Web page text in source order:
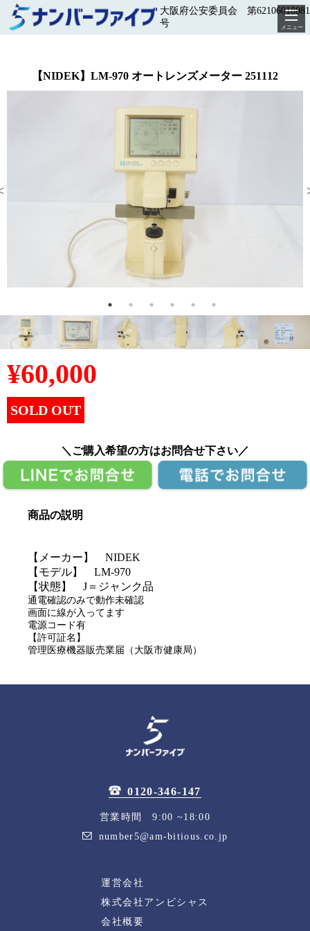
大阪府公安委員会 第
号
メニュー
【NIDEK】LM-970 オートレンズメーター 251112
¥60,000
SOLD OUT
＼ご購入希望の方はお問合せ下さい／
商品の説明
【メーカー】 NIDEK
【モデル】 LM-970
【状態】 J＝ジャンク品
通電確認のみで動作未確認
画面に線が入ってます
電源コード有
【許可証名】
管理医療機器販売業届（大阪市健康局）
0120-346-147
営業時間 9:00 ~18:00
number5@am-bitious.co.jp
運営会社
株式会社アンビシャス
会社概要